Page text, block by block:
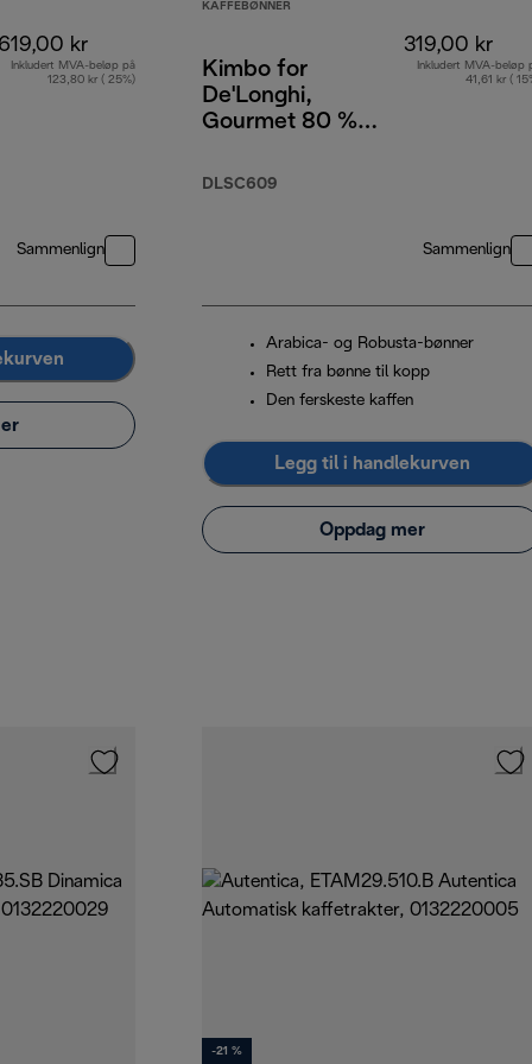
kr
Inkludert MVA-beløp på
123,80 kr ( 25%)
Sammenlign
KAFFEBØNNER
Kimbo for
De'Longhi,
Gourmet 80 %
Robusta, 1 kg
DLSC609
319,00 kr
Inkludert MVA-beløp
41,61 kr (
Sammenlign
Arabica- og Robusta-bønner
Rett fra bønne til kopp
Den ferskeste kaffen
Legg til i handlekurven
Oppdag mer
-21 %